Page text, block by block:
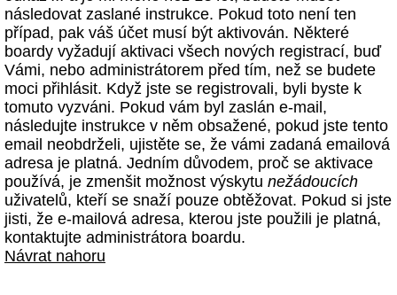
následovat zaslané instrukce. Pokud toto není ten
případ, pak váš účet musí být aktivován. Některé
boardy vyžadují aktivaci všech nových registrací, buď
Vámi, nebo administrátorem před tím, než se budete
moci přihlásit. Když jste se registrovali, byli byste k
tomuto vyzváni. Pokud vám byl zaslán e-mail,
následujte instrukce v něm obsažené, pokud jste tento
email neobdrželi, ujistěte se, že vámi zadaná emailová
adresa je platná. Jedním důvodem, proč se aktivace
používá, je zmenšit možnost výskytu nežádoucích
uživatelů, kteří se snaží pouze obtěžovat. Pokud si jste
jisti, že e-mailová adresa, kterou jste použili je platná,
kontaktujte administrátora boardu.
Návrat nahoru